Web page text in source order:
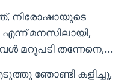
നിരോഷായുടെ
മനസിലായി,
മറുപടി തന്നേനെ,…
ഞോണ്ടി കളിച്ചു,